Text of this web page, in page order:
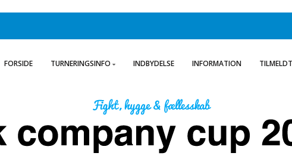
FORSIDE TURNERINGSINFO INDBYDELSE INFORMATION